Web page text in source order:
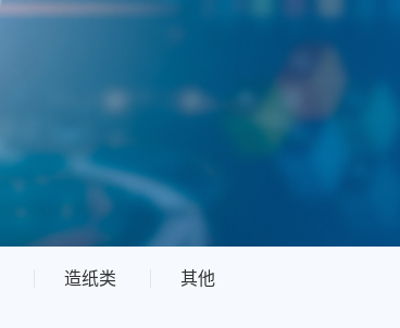
造纸类 其他